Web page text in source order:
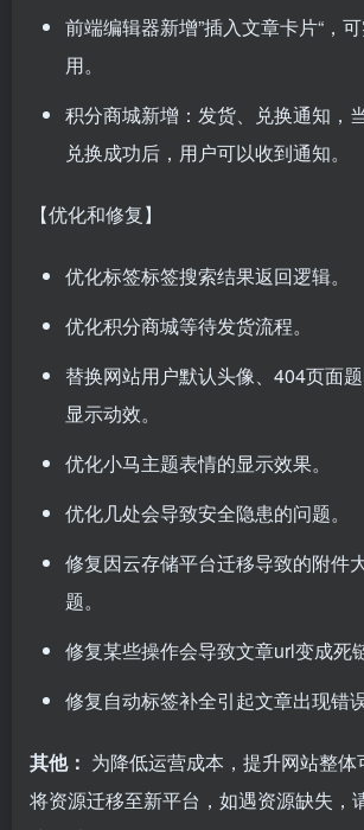
前端编辑器新增”插入文章卡片“，
用。
积分商城新增：发货、兑换通知，
兑换成功后，用户可以收到通知。
【优化和修复】
优化标签标签搜索结果返回逻辑。
优化积分商城等待发货流程。
替换网站用户默认头像、404页面
显示动效。
优化小马主题表情的显示效果。
优化几处会导致安全隐患的问题。
修复因云存储平台迁移导致的附件
题。
修复某些操作会导致文章url变成死
修复自动标签补全引起文章出现错
其他： 为降低运营成本，提升网站整
将资源迁移至新平台，如遇资源缺失，